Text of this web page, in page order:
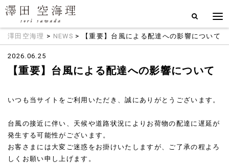
澤田空海理 > NEWS > 【重要】台風による配達への影響について
2026.06.25
【重要】台風による配達への影響について
いつも当サイトをご利用いただき、誠にありがとうございます。
台風の接近に伴い、天候や道路状況によりお荷物の配達に遅延が
発生する可能性がございます。
お客さまには大変ご迷惑をお掛けいたしますが、ご了承の程よろ
しくお願い申し上げます。